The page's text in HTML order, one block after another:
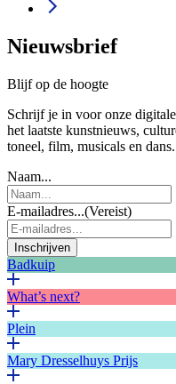
Nieuwsbrief
Blijf op de hoogte
Schrijf je in voor onze
het laatste kunstnieuws,
toneel, film, musicals en dans.
Naam...
E-mailadres...(Vereist)
Inschrijven
Badkuip
What’s next?
Plein
Mary Dresselhuys Prijs